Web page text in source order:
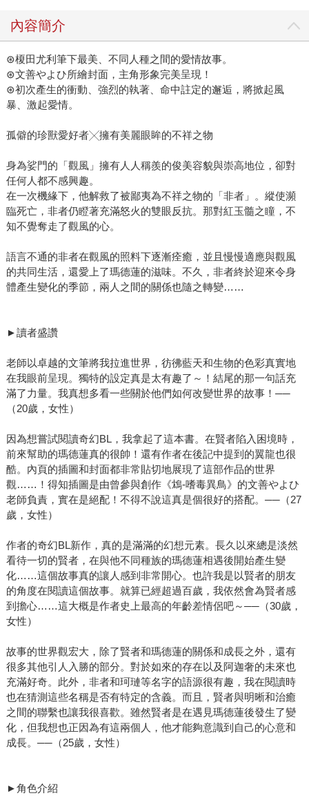
內容簡介
⊛榎田尤利筆下最美、不同人種之間的愛情故事。
⊛文善やよひ所繪封面，主角形象完美呈現！
⊛初次產生的衝動、強烈的執著、命中註定的邂逅，將掀起風
暴、激起愛情。
孤僻的珍獸愛好者╳擁有美麗眼眸的不祥之物
身為娑門的「觀風」擁有人人稱羨的俊美容貌與崇高地位，卻對
任何人都不感興趣。
在一次機緣下，他解救了被鄙夷為不祥之物的「非者」。縱使瀕
臨死亡，非者仍瞪著充滿怒火的雙眼反抗。那對紅玉髓之瞳，不
知不覺奪走了觀風的心。
語言不通的非者在觀風的照料下逐漸痊癒，並且慢慢適應與觀風
的共同生活，還愛上了瑪德蓮的滋味。不久，非者終於迎來令身
體產生變化的季節，兩人之間的關係也隨之轉變……
►讀者盛讚
老師以卓越的文筆將我拉進世界，彷彿藍天和生物的色彩真實地
在我眼前呈現。獨特的設定真是太有趣了～！結尾的那一句話充
滿了力量。我真想多看一些關於他們如何改變世界的故事！──
（20歲，女性）
因為想嘗試閱讀奇幻BL，我拿起了這本書。在賢者陷入困境時，
前來幫助的瑪德蓮真的很帥！還有作者在後記中提到的翼龍也很
酷。內頁的插圖和封面都非常貼切地展現了這部作品的世界
觀……！得知插圖是由曾參與創作《鴆-嗜毒異鳥》的文善やよひ
老師負責，實在是絕配！不得不說這真是個很好的搭配。──（27
歲，女性）
作者的奇幻BL新作，真的是滿滿的幻想元素。長久以來總是淡然
看待一切的賢者，在與他不同種族的瑪德蓮相遇後開始產生變
化……這個故事真的讓人感到非常開心。也許我是以賢者的朋友
的角度在閱讀這個故事。就算已經超過百歲，我依然會為賢者感
到擔心……這大概是作者史上最高的年齡差情侶吧～──（30歲，
女性）
故事的世界觀宏大，除了賢者和瑪德蓮的關係和成長之外，還有
很多其他引人入勝的部分。對於如來的存在以及阿迦奢的未來也
充滿好奇。此外，非者和珂璉等名字的語源很有趣，我在閱讀時
也在猜測這些名稱是否有特定的含義。而且，賢者與明晰和治癒
之間的聯繫也讓我很喜歡。雖然賢者是在遇見瑪德蓮後發生了變
化，但我想也正因為有這兩個人，他才能夠意識到自己的心意和
成長。──（25歲，女性）
►角色介紹